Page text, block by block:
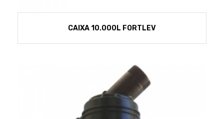
CAIXA 10.000L FORTLEV